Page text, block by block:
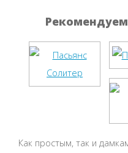
Как простым, так и